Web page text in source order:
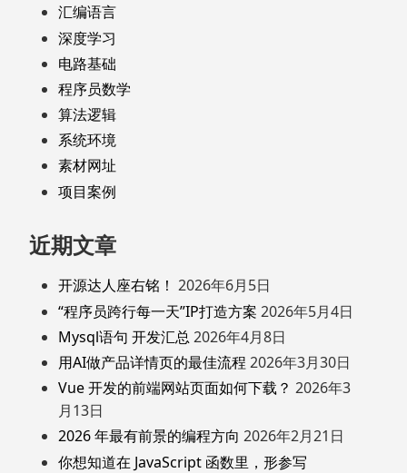
汇编语言
深度学习
电路基础
程序员数学
算法逻辑
系统环境
素材网址
项目案例
近期文章
开源达人座右铭！ 2026年6月5日
“程序员跨行每一天”IP打造方案 2026年5月4日
Mysql语句 开发汇总 2026年4月8日
用AI做产品详情页的最佳流程 2026年3月30日
Vue 开发的前端网站页面如何下载？ 2026年3
月13日
2026 年最有前景的编程方向 2026年2月21日
你想知道在 JavaScript 函数里，形参写